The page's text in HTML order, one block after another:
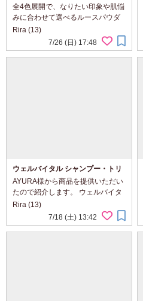
ッティング パウダー 全4色をレビ
ュー！
全4色展開で、なりたい印象や肌悩
みに合わせて選べるルースパウダ
ーです。 カラーは 🤍01 トランス
ルーセント 🩵04 アイシーブルー
💛ベージュ 🩷ベビーピンク パウ
Rira (13)
7/26 (日) 17:48
ウェルバイタル シャンプー・トリ
ートメント
AYURA様から商品を提供いただい
たので紹介します。 ウェルバイタ
ル シャンプー・トリートメント 使
い始めてまず感じたのは、シャン
プーの泡立ちの良さ。 きめ細かく
Rira (13)
7/18 (土) 13:42